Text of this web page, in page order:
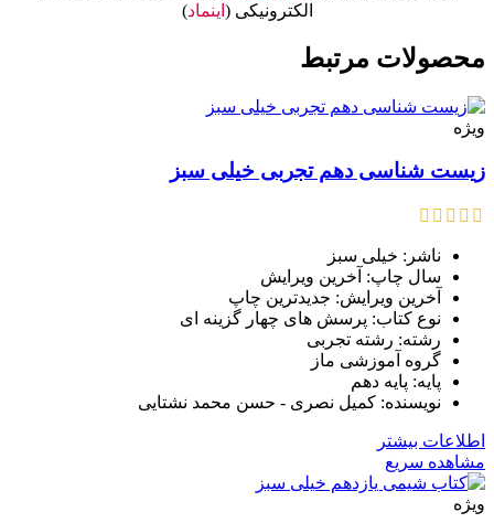
الکترونیکی ( اینماد)
محصولات مرتبط
ویژه
زیست شناسی دهم تجربی خیلی سبز
ناشر: خیلی سبز
سال چاپ: آخرین ویرایش
آخرین ویرایش: جدیدترین چاپ
نوع کتاب: پرسش های چهار گزینه ای
رشته: رشته تجربی
گروه آموزشی ماز
پایه: پایه دهم
نویسنده: کمیل نصری - حسن محمد نشتایی
اطلاعات بیشتر
مشاهده سریع
ویژه